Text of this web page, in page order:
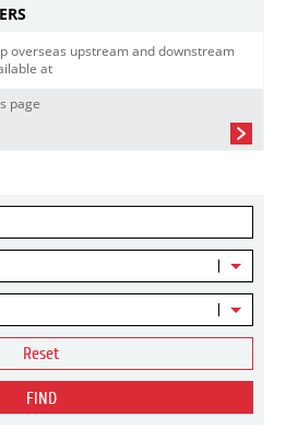
overseas upstream and downstream
at
page
Reset
FIND